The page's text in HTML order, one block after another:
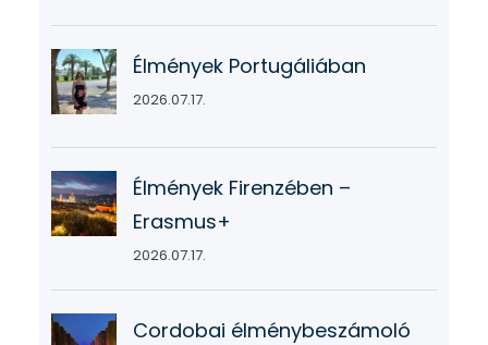
Élmények Portugáliában
2026.07.17.
Élmények Firenzében –
Erasmus+
2026.07.17.
Cordobai élménybeszámoló